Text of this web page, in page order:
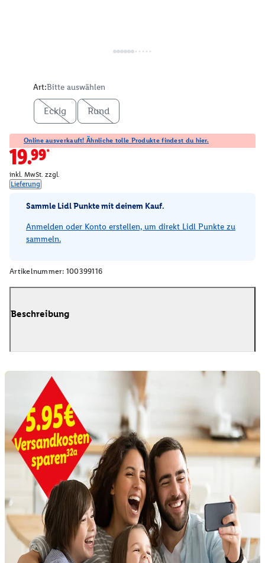
Art:Bitte auswählen
Eckig Rund
Online ausverkauft! Ähnliche tolle Produkte findest du hier.
19.99*
inkl. MwSt. zzgl.
Lieferung
Sammle Lidl Punkte mit deinem Kauf.
Anmelden oder Konto erstellen, um direkt Lidl Punkte zu
sammeln.
Artikelnummer: 100399116
Beschreibung